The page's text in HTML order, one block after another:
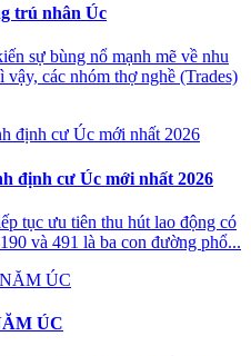
trú nhân Úc
sự bùng nổ mạnh mẽ về nhu
các nhóm thợ nghề (Trades)
định cư Úc mới nhất 2026
tục ưu tiên thu hút lao động có
và 491 là ba con đường phổ...
ÚC